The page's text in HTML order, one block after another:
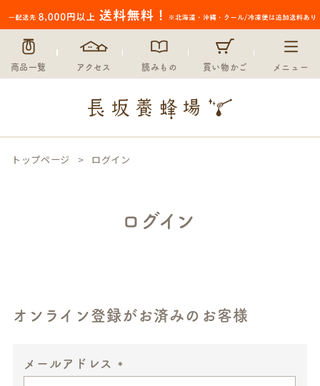
商品一覧 アクセス 読みもの 買い物かご メニュー
トップページ ログイン
ログイン
オンライン登録がお済みのお客様
メールアドレス